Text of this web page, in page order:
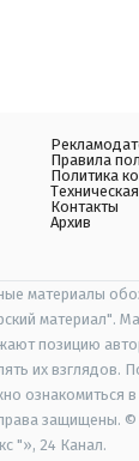
Правила
Политика
Контакты
Архив
материалы
материал".
позицию
их взглядов.
ознакомиться в
защищены.
"», 24 Канал.